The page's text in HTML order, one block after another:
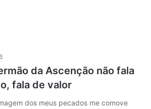
da Ascenção não fala
fala de valor
dos meus pecados me comove